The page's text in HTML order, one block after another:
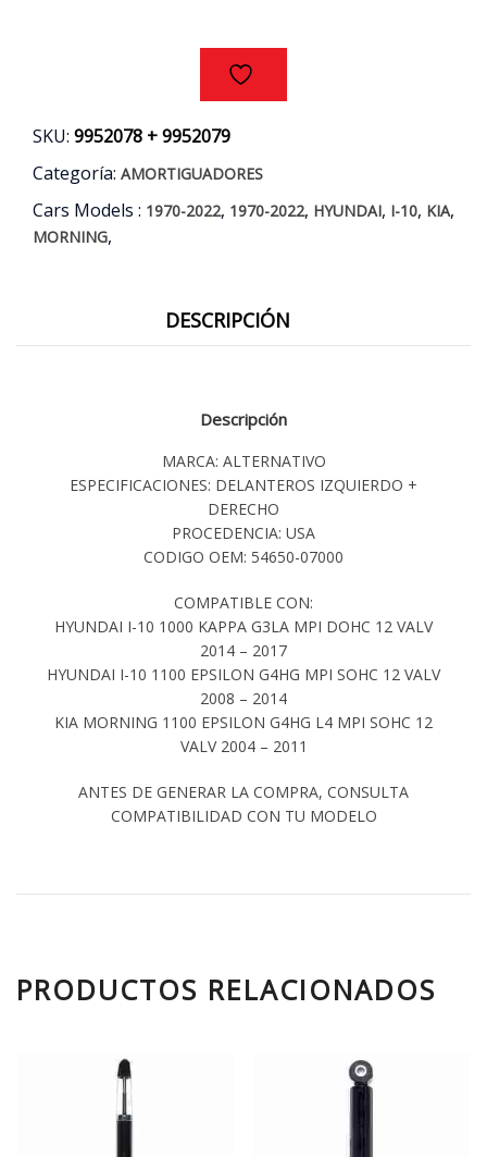
SKU: 9952078 + 9952079
Categoría: AMORTIGUADORES
Cars Models : 1970-2022, 1970-2022, HYUNDAI, I-10, KIA,
MORNING,
DESCRIPCIÓN
Descripción
MARCA: ALTERNATIVO
ESPECIFICACIONES: DELANTEROS IZQUIERDO +
DERECHO
PROCEDENCIA: USA
CODIGO OEM: 54650-07000
COMPATIBLE CON:
HYUNDAI I-10 1000 KAPPA G3LA MPI DOHC 12 VALV
2014 – 2017
HYUNDAI I-10 1100 EPSILON G4HG MPI SOHC 12 VALV
2008 – 2014
KIA MORNING 1100 EPSILON G4HG L4 MPI SOHC 12
VALV 2004 – 2011
ANTES DE GENERAR LA COMPRA, CONSULTA
COMPATIBILIDAD CON TU MODELO
PRODUCTOS RELACIONADOS